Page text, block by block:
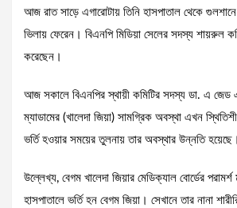
আজ রাত সাড়ে এগারোটায় তিনি হাসপাতাল থেকে
ভিলায় ফেরেন। বিএনপি মিডিয়া সেলের সদস্য শায়রুল
করেছেন।
আজ সকালে বিএনপির স্থায়ী কমিটির সদস্য ডা. এ জেড
ম্যাডামের (খালেদা জিয়া) সামগ্রিক অবস্থা এখন
ভর্তি হওয়ার সময়ের তুলনায় তার অবস্থার উন্নতি হয়েছে।
উল্লেখ্য, বেগম খালেদা জিয়ার মেডিক্যাল বোর্ডের
হাসপাতালে ভর্তি হন বেগম জিয়া। সেখানে তার নানা